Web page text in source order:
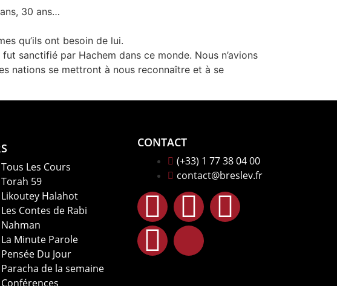
30 ans…
qu’ils ont besoin de lui.
sanctifié par Hachem dans ce monde. Nous n’avions
nations se mettront à nous reconnaître et à se
Tous Les Cours
Torah 59
Likoutey Halahot
Les Contes de Rabi
Nahman
La Minute Parole
Pensée Du Jour
Paracha de la semaine
Conférences
CONTACT
(+33) 1 77 38 04 00
contact@breslev.fr